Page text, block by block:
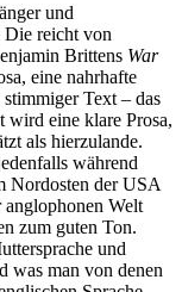
und
reicht von
Brittens War
eine nahrhafte
Text – das
wird eine klare Prosa,
als hierzulande.
während
Nordosten der USA
anglophonen Welt
zum guten Ton.
und
was man von denen